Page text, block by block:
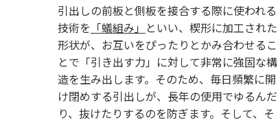
引出しの前板と側板を接合する際に使われる
技術を 「蟻組み」 といい、楔形に加工された
形状が、お互いをぴったりとかみ合わせるこ
とで「引き出す力」に対して非常に強固な構
造を生み出します。そのため、毎日頻繁に開
け閉めする引出しが、長年の使用でゆるんだ
り、抜けたりするのを防ぎます。そして、そ